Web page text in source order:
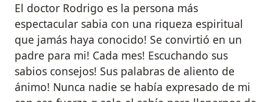
El doctor Rodrigo es la persona más
espectacular sabia con una riqueza espiritual
que jamás haya conocido! Se convirtió en un
padre para mi! Cada mes! Escuchando sus
sabios consejos! Sus palabras de aliento de
ánimo! Nunca nadie se había expresado de mi